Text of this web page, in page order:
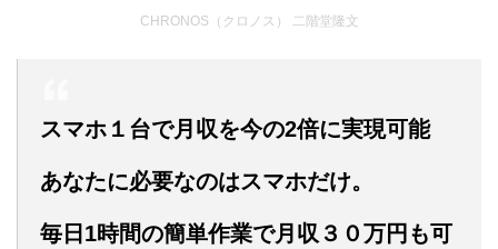
CHRONOS（クロノス） 二階堂隆文
スマホ１台で月収を今の2倍に実現可能
あなたに必要なのはスマホだけ。
毎日1時間の簡単作業で月収３０万円も可